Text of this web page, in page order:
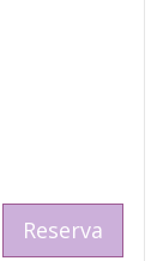
Reserva